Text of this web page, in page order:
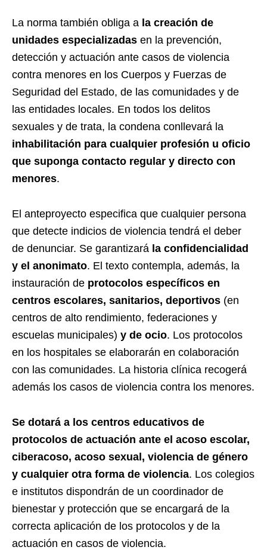
La norma también obliga a la creación de
unidades especializadas en la prevención,
detección y actuación ante casos de violencia
contra menores en los Cuerpos y Fuerzas de
Seguridad del Estado, de las comunidades y de
las entidades locales. En todos los delitos
sexuales y de trata, la condena conllevará la
inhabilitación para cualquier profesión u oficio
que suponga contacto regular y directo con
menores.
El anteproyecto especifica que cualquier persona
que detecte indicios de violencia tendrá el deber
de denunciar. Se garantizará la confidencialidad
y el anonimato. El texto contempla, además, la
instauración de protocolos específicos en
centros escolares, sanitarios, deportivos (en
centros de alto rendimiento, federaciones y
escuelas municipales) y de ocio. Los protocolos
en los hospitales se elaborarán en colaboración
con las comunidades. La historia clínica recogerá
además los casos de violencia contra los menores.
Se dotará a los centros educativos de
protocolos de actuación ante el acoso escolar,
ciberacoso, acoso sexual, violencia de género
y cualquier otra forma de violencia. Los colegios
e institutos dispondrán de un coordinador de
bienestar y protección que se encargará de la
correcta aplicación de los protocolos y de la
actuación en casos de violencia.